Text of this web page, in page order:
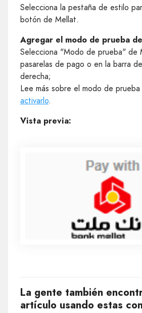
Selecciona la pestaña de estilo
botón de Mellat.
Agregar el modo de prueba
Selecciona "Modo de prueba" de
pasarelas de pago o en la barra
derecha;
Lee más sobre el modo de
activarlo.
Vista previa:
La gente también
artículo usando estas